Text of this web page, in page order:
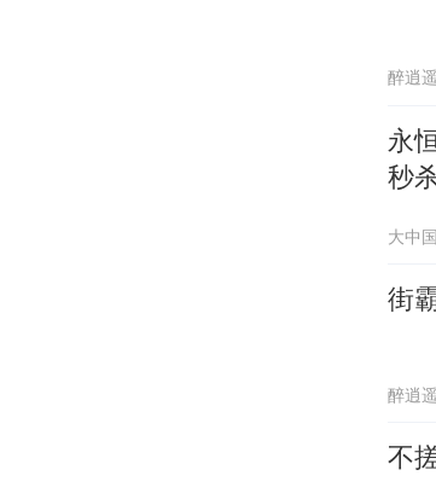
醉逍
永
秒
大中国
街
醉逍
不